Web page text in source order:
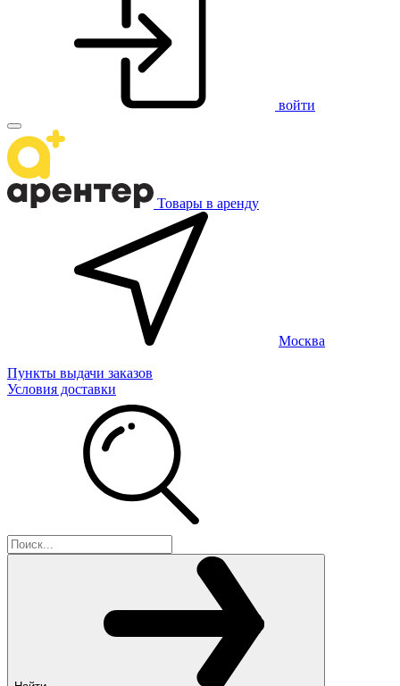
войти
Товары в аренду
Москва
Пункты выдачи заказов
Условия доставки